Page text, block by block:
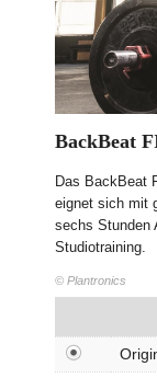
Mobilität
Zivilgesellschaft
Wirtschaft
Kulinarik
Social Media
Sport
Media
BackBeat
Das BackBeat
eignet sich mit
sechs Stunden
Studiotraining.
© Plantronics